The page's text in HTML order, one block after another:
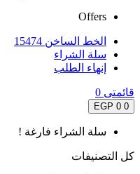
Offers
الخط الساخن 15474
سلة الشراء
إنهاء الطلب
قائمتى 0
0
0 EGP
سلة الشراء فارغة !
كل التصنيفات